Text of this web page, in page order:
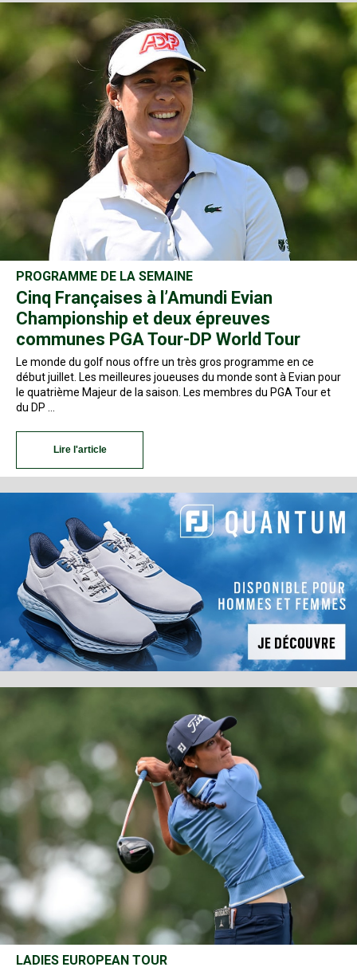
PROGRAMME DE LA SEMAINE
Cinq Françaises à l’Amundi Evian
Championship et deux épreuves
communes PGA Tour-DP World Tour
Le monde du golf nous offre un très gros programme en ce
début juillet. Les meilleures joueuses du monde sont à Evian pour
le quatrième Majeur de la saison. Les membres du PGA Tour et
du DP …
Lire l'article
LADIES EUROPEAN TOUR